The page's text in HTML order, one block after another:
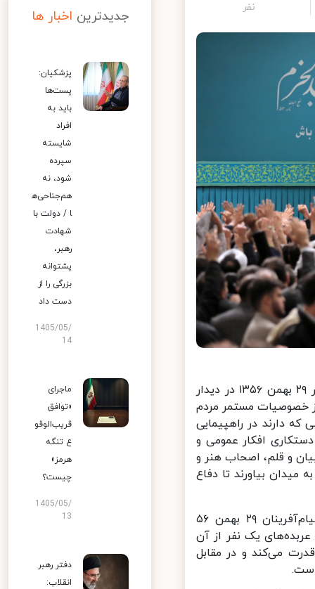
نفر
رهبر معظم انقلاب اسلامی صبح امروز در سالروز قیام عظیم مردم تبریز در ۲۹ بهمن ۱۳۵۶ در دیدار
خصوصیات مستمر مردم
دارند در راهپیمایی
افکار عمومی و
و قلم، اصحاب هنر و
بیاورند تا دفاع
حضرت آیت‌الله خامنه‌ای،‌ ایمان و روحیه جوانان امروز تبریز را میراث قیام‌آفرینان ۲۹ بهمن ۵۶
یک نفر از آن
می‌کند و در مقابل
جدیدترین اخبار ها
پزشکیان:
پست‌ها
باید به
افراد
شایسته
سپرده
شود، نه
هم‌جناحی‌ه
ا / دولت با
شهادت
رهبر،
پشتوانه
بزرگی را از
دست داد
1405/05/
14
ماجرای
«توافق
قریب‌الوقو
ع تنگه
هرمز»
چیست؟
1405/05/
13
دفتر رهبر
انقلاب: